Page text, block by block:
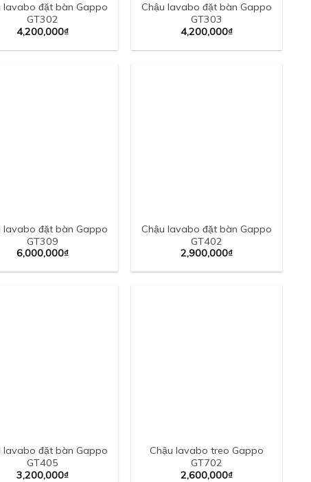
lavabo đặt bàn Gappo
GT302
4,200,000₫
Chậu lavabo đặt bàn Gappo
GT303
4,200,000₫
lavabo đặt bàn Gappo
GT309
6,000,000₫
Chậu lavabo đặt bàn Gappo
GT402
2,900,000₫
lavabo đặt bàn Gappo
GT405
3,200,000₫
Chậu lavabo treo Gappo
GT702
2,600,000₫